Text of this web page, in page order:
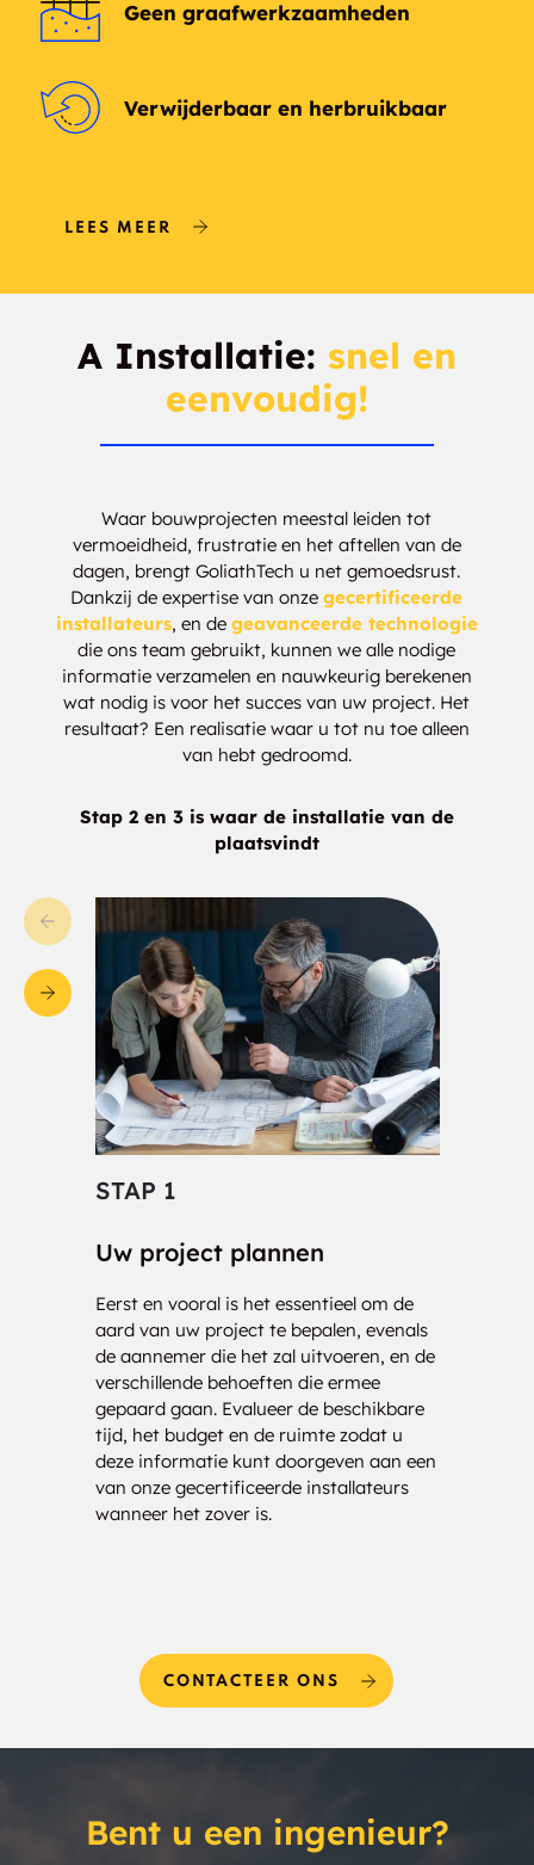
Geen graafwerkzaamheden
Verwijderbaar en herbruikbaar
LEES MEER
A Installatie: snel en
eenvoudig!
Waar bouwprojecten meestal leiden tot
vermoeidheid, frustratie en het aftellen van de
dagen, brengt GoliathTech u net gemoedsrust.
Dankzij de expertise van onzegecertificeerde
installateurs, en de geavanceerde technologie
die ons team gebruikt, kunnen we alle nodige
informatie verzamelen en nauwkeurig berekenen
wat nodig is voor het succes van uw project. Het
resultaat? Een realisatie waar u tot nu toe alleen
van hebt gedroomd.
Stap 2 en 3 is waar de installatie van de
plaatsvindt
STAP 1
Uw project plannen
Eerst en vooral is het essentieel om de
aard van uw project te bepalen, evenals
de aannemer die het zal uitvoeren, en de
verschillende behoeften die ermee
gepaard gaan. Evalueer de beschikbare
tijd, het budget en de ruimte zodat u
deze informatie kunt doorgeven aan een
van onze gecertificeerde installateurs
wanneer het zover is.
CONTACTEER ONS
Bent u een ingenieur?